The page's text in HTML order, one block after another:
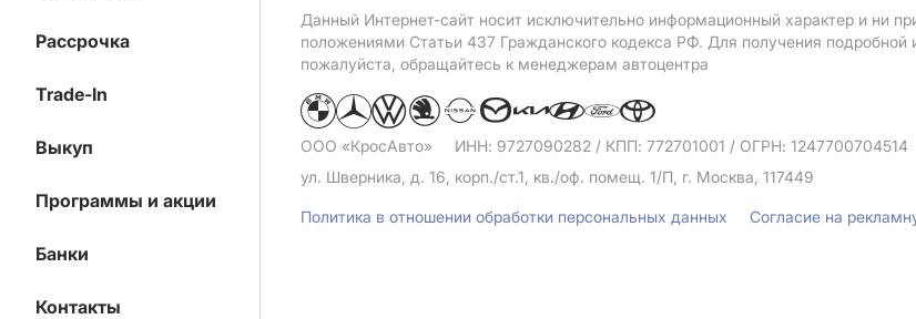
Рассрочка
Trade-In
Выкуп
Программы и акции
Банки
Контакты
Данный Интернет-сайт носит исключительно информационный характер и ни
положениями Статьи 437 Гражданского кодекса РФ. Для получения подробной
пожалуйста, обращайтесь к менеджерам автоцентра
ООО «КросАвто» ИНН: 9727090282 / КПП: 772701001 / ОГРН: 1247700704514
ул. Шверника, д. 16, корп./ст.1, кв./оф. помещ. 1/П, г. Москва, 117449
Политика в отношении обработки персональных данных Согласие на